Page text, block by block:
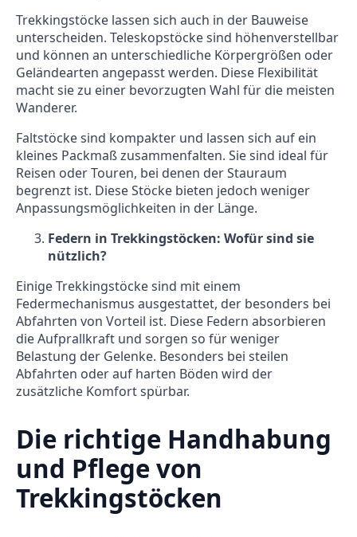
Trekkingstöcke lassen sich auch in der Bauweise
unterscheiden. Teleskopstöcke sind höhenverstellbar
und können an unterschiedliche Körpergrößen oder
Geländearten angepasst werden. Diese Flexibilität
macht sie zu einer bevorzugten Wahl für die meisten
Wanderer.
Faltstöcke sind kompakter und lassen sich auf ein
kleines Packmaß zusammenfalten. Sie sind ideal für
Reisen oder Touren, bei denen der Stauraum
begrenzt ist. Diese Stöcke bieten jedoch weniger
Anpassungsmöglichkeiten in der Länge.
Federn in Trekkingstöcken: Wofür sind sie
nützlich?
Einige Trekkingstöcke sind mit einem
Federmechanismus ausgestattet, der besonders bei
Abfahrten von Vorteil ist. Diese Federn absorbieren
die Aufprallkraft und sorgen so für weniger
Belastung der Gelenke. Besonders bei steilen
Abfahrten oder auf harten Böden wird der
zusätzliche Komfort spürbar.
Die richtige Handhabung
und Pflege von
Trekkingstöcken